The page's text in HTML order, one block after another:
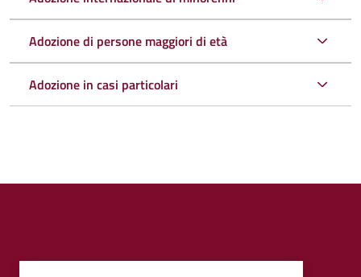
Adozione di persone maggiori di età
Adozione in casi particolari